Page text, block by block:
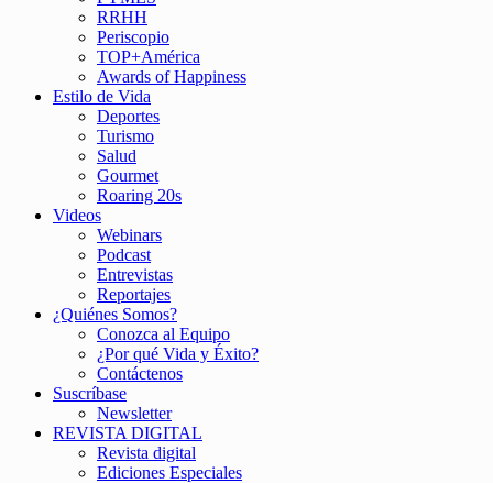
RRHH
Periscopio
TOP+América
Awards of Happiness
Estilo de Vida
Deportes
Turismo
Salud
Gourmet
Roaring 20s
Videos
Webinars
Podcast
Entrevistas
Reportajes
¿Quiénes Somos?
Conozca al Equipo
¿Por qué Vida y Éxito?
Contáctenos
Suscríbase
Newsletter
REVISTA DIGITAL
Revista digital
Ediciones Especiales